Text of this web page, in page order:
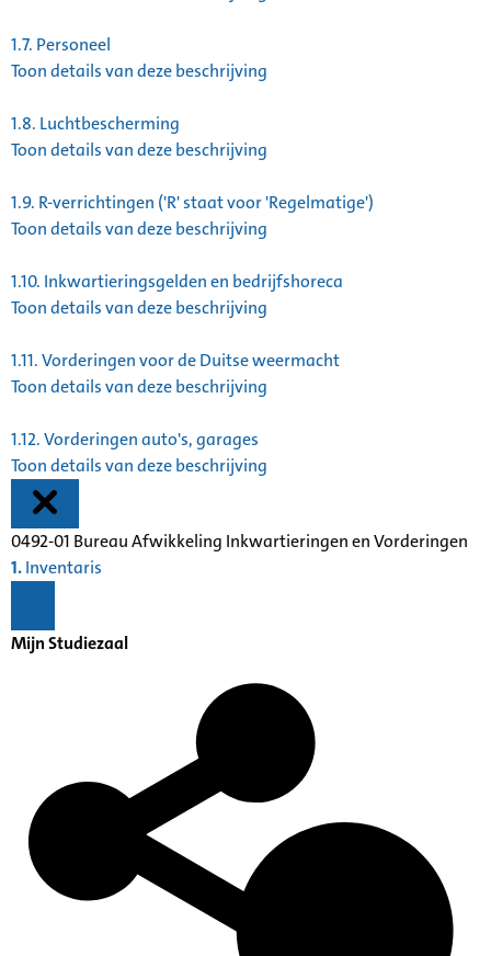
1.7. Personeel
Toon details van deze beschrijving
1.8. Luchtbescherming
Toon details van deze beschrijving
1.9. R-verrichtingen ('R' staat voor 'Regelmatige')
Toon details van deze beschrijving
1.10. Inkwartieringsgelden en bedrijfshoreca
Toon details van deze beschrijving
1.11.Vorderingen voor de Duitse weermacht
Toon details van deze beschrijving
1.12.Vorderingen auto's, garages
Toon details van deze beschrijving
0492-01 Bureau Afwikkeling Inkwartieringen en Vorderingen
1.Inventaris
Mijn Studiezaal